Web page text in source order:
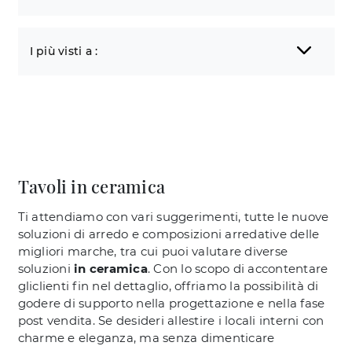
I più visti a :
Tavoli in ceramica
Ti attendiamo con vari suggerimenti, tutte le nuove
soluzioni di arredo e composizioni arredative delle
migliori marche, tra cui puoi valutare diverse
soluzioni in ceramica. Con lo scopo di accontentare
gliclienti fin nel dettaglio, offriamo la possibilità di
godere di supporto nella progettazione e nella fase
post vendita. Se desideri allestire i locali interni con
charme e eleganza, ma senza dimenticare